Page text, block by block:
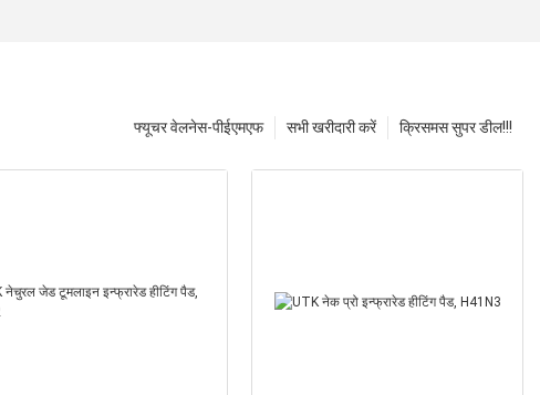
क्रिसमस सुपर डील!!!
सभी खरीदारी करें
फ्यूचर वेलनेस-पीईएमएफ